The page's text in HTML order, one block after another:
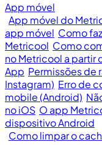
App móvel
App móvel do
app móvel Como
Metricool Como
no Metricool a partir
App Permissões de
Instagram) Erro de
mobile (Android)
no iOS O app
dispositivo Android
Como limpar o